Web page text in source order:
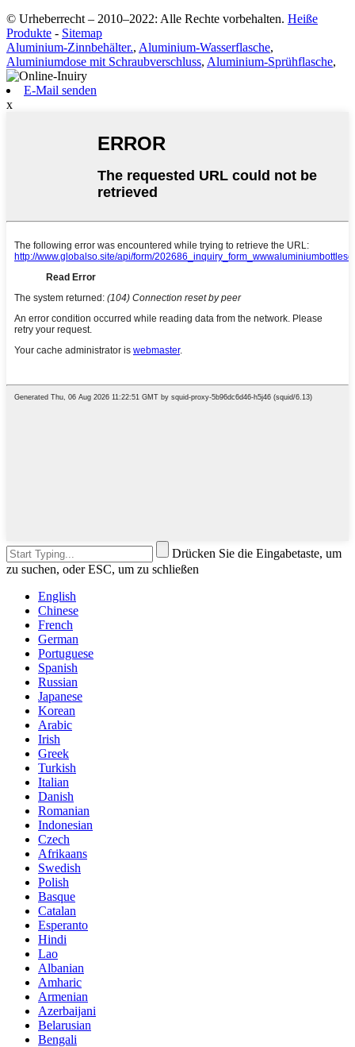
© Urheberrecht – 2010–2022: Alle Rechte vorbehalten. Heiße
Produkte - Sitemap
Aluminium-Zinnbehälter., Aluminium-Wasserflasche,
Aluminiumdose mit Schraubverschluss, Aluminium-Sprühflasche,
E-Mail senden
x
Drücken Sie die Eingabetaste, um
zu suchen, oder ESC, um zu schließen
English
Chinese
French
German
Portuguese
Spanish
Russian
Japanese
Korean
Arabic
Irish
Greek
Turkish
Italian
Danish
Romanian
Indonesian
Czech
Afrikaans
Swedish
Polish
Basque
Catalan
Esperanto
Hindi
Lao
Albanian
Amharic
Armenian
Azerbaijani
Belarusian
Bengali